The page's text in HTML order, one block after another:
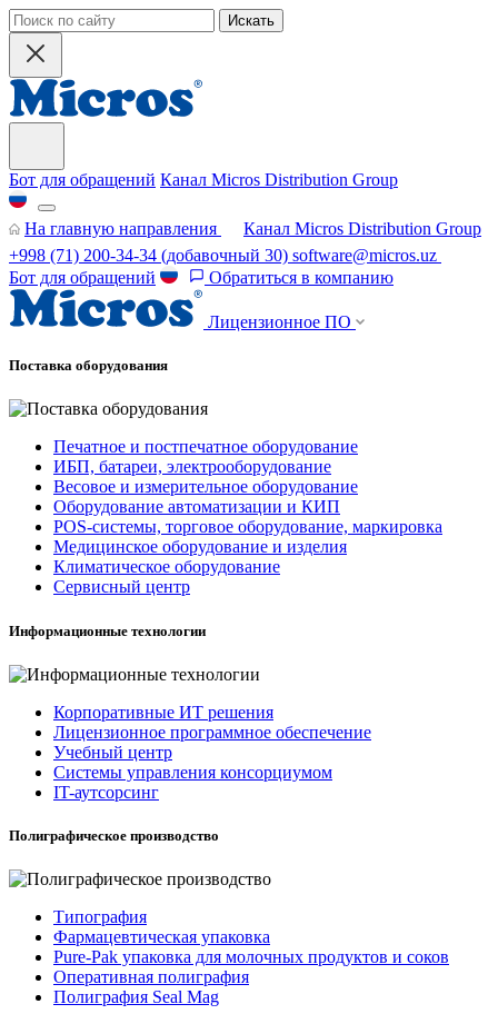
Искать
Бот для обращений Канал Micros Distribution Group
На главную направления
Канал Micros Distribution Group
+998 (71) 200-34-34 (добавочный 30) software@micros.uz
Бот для обращений
Обратиться в компанию
Лицензионное ПО
Поставка оборудования
Печатное и постпечатное оборудование
ИБП, батареи, электрооборудование
Весовое и измерительное оборудование
Оборудование автоматизации и КИП
POS-системы, торговое оборудование, маркировка
Медицинское оборудование и изделия
Климатическое оборудование
Сервисный центр
Информационные технологии
Корпоративные ИТ решения
Лицензионное программное обеспечение
Учебный центр
Системы управления консорциумом
IT-аутсорсинг
Полиграфическое производство
Типография
Фармацевтическая упаковка
Pure-Pak упаковка для молочных продуктов и соков
Оперативная полиграфия
Полиграфия Seal Mag